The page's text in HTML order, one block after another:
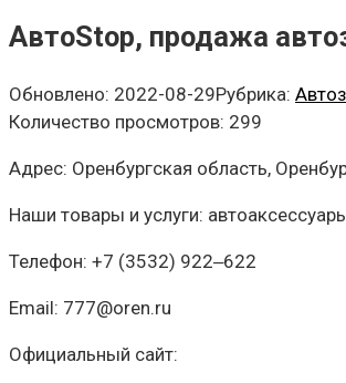
АвтоStop, продажа
Обновлено: 2022-08-29Рубрика:
Количество просмотров: 299
Адрес: Оренбургская область,
Наши товары и услуги:
Телефон: +7 (3532) 922‒622
Email: 777@oren.ru
Официальный сайт: